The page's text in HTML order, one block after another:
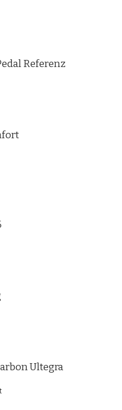
Referenz
Ultegra